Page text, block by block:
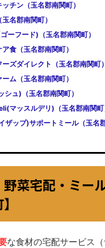
チン（玉名郡南関町）
名郡南関町）
ーフード)（玉名郡南関町）
食（玉名郡南関町）
ズダイレクト（玉名郡南関町）
ム（玉名郡南関町）
シュ)（玉名郡南関町）
マッスルデリ)（玉名郡南関町
ザップ)サポートミール（玉名郡
菜宅配・ミー
な食材の宅配サービス